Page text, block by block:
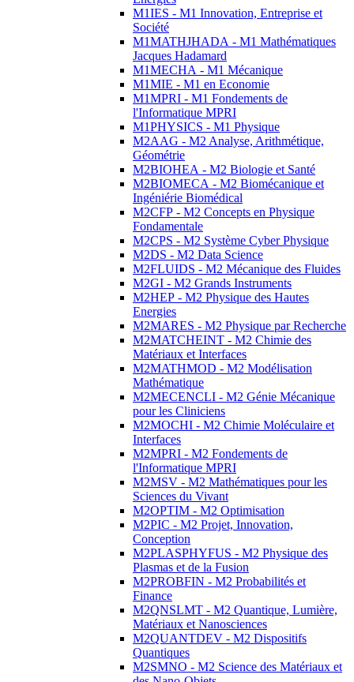
M1IES - M1 Innovation, Entreprise et
Société
M1MATHJHADA - M1 Mathématiques
Jacques Hadamard
M1MECHA - M1 Mécanique
M1MIE - M1 en Economie
M1MPRI - M1 Fondements de
l'Informatique MPRI
M1PHYSICS - M1 Physique
M2AAG - M2 Analyse, Arithmétique,
Géométrie
M2BIOHEA - M2 Biologie et Santé
M2BIOMECA - M2 Biomécanique et
Ingéniérie Biomédical
M2CFP - M2 Concepts en Physique
Fondamentale
M2CPS - M2 Système Cyber Physique
M2DS - M2 Data Science
M2FLUIDS - M2 Mécanique des Fluides
M2GI - M2 Grands Instruments
M2HEP - M2 Physique des Hautes
Energies
M2MARES - M2 Physique par Recherche
M2MATCHEINT - M2 Chimie des
Matériaux et Interfaces
M2MATHMOD - M2 Modélisation
Mathématique
M2MECENCLI - M2 Génie Mécanique
pour les Cliniciens
M2MOCHI - M2 Chimie Moléculaire et
Interfaces
M2MPRI - M2 Fondements de
l'Informatique MPRI
M2MSV - M2 Mathématiques pour les
Sciences du Vivant
M2OPTIM - M2 Optimisation
M2PIC - M2 Projet, Innovation,
Conception
M2PLASPHYFUS - M2 Physique des
Plasmas et de la Fusion
M2PROBFIN - M2 Probabilités et
Finance
M2QNSLMT - M2 Quantique, Lumière,
Matériaux et Nanosciences
M2QUANTDEV - M2 Dispositifs
Quantiques
M2SMNO - M2 Science des Matériaux et